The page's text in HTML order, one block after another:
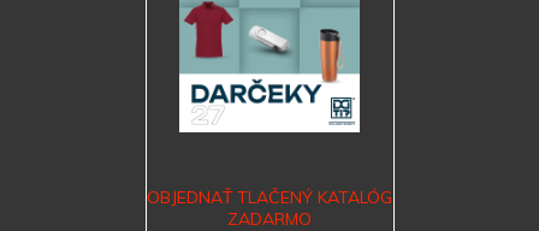
OBJEDNAŤ TLAČENÝ KATALÓG
ZADARMO